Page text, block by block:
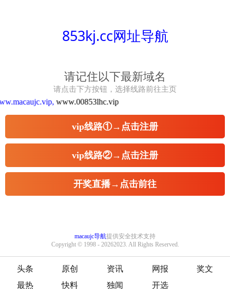
头条 原创 资讯 网报
奖文
最热
快料 独闻 开选